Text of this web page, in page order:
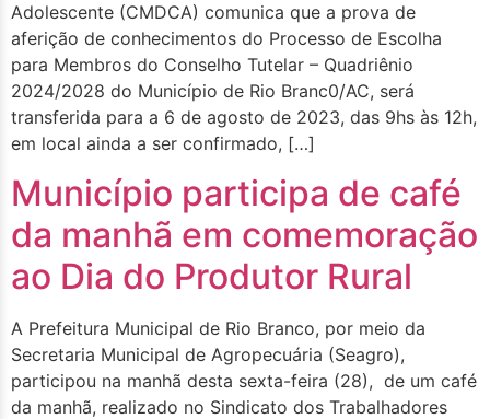
Adolescente (CMDCA) comunica que a prova de
aferição de conhecimentos do Processo de Escolha
para Membros do Conselho Tutelar – Quadriênio
2024/2028 do Município de Rio Branc0/AC, será
transferida para a 6 de agosto de 2023, das 9hs às 12h,
em local ainda a ser confirmado, […]
Município participa de café
da manhã em comemoração
ao Dia do Produtor Rural
A Prefeitura Municipal de Rio Branco, por meio da
Secretaria Municipal de Agropecuária (Seagro),
participou na manhã desta sexta-feira (28), de um café
da manhã, realizado no Sindicato dos Trabalhadores